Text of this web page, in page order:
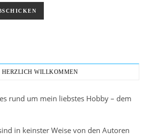
HERZLICH WILLKOMMEN
rund um mein liebstes Hobby – dem
in keinster Weise von den Autoren